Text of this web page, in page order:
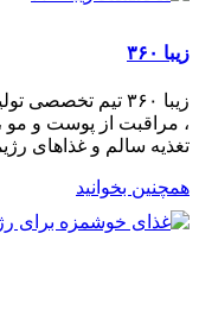
زیبا ۳۶۰
زیبا ۳۶۰ تیم
، مراقبت از پوست و مو
تغذیه سالم و غذاهای
همچنین بخوانید